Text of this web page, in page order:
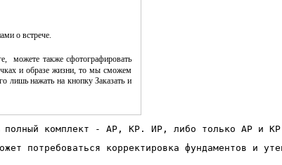
о встрече.
можете также сфотографировать
и образе жизни, то мы сможем
лишь нажать на кнопку Заказать и
полный комплект - АР, КР. ИР, либо только АР и КР
потребоваться корректировка фундаментов